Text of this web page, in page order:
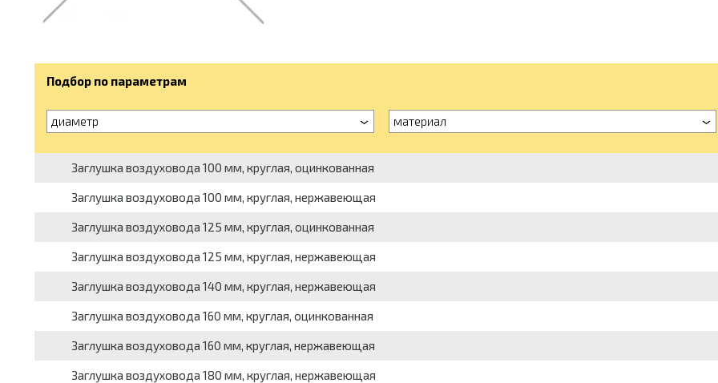
Подбор по параметрам
диаметр материал
Заглушка воздуховода 100 мм, круглая, оцинкованная
Заглушка воздуховода 100 мм, круглая, нержавеющая
Заглушка воздуховода 125 мм, круглая, оцинкованная
Заглушка воздуховода 125 мм, круглая, нержавеющая
Заглушка воздуховода 140 мм, круглая, нержавеющая
Заглушка воздуховода 160 мм, круглая, оцинкованная
Заглушка воздуховода 160 мм, круглая, нержавеющая
Заглушка воздуховода 180 мм, круглая, нержавеющая